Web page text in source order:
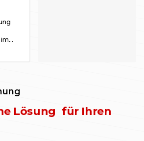
Lösung für Ihren